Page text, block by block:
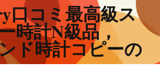
口コミ最高級ス
時計N級品，
ド時計コピーの